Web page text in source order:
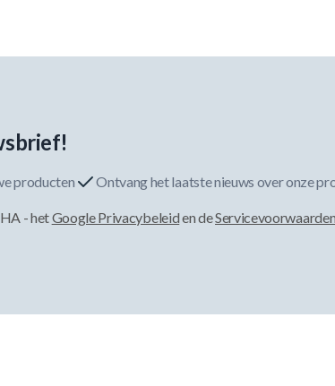
producten Ontvang het laatste nieuws over onze
- hetGoogle Privacybeleiden deServicevoorwaarden